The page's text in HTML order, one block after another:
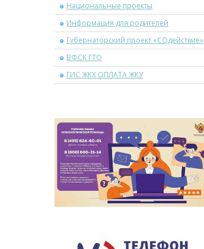
Национальные проекты
Информация для родителей
Губернаторский проект «СОдействие»
ВФСК ГТО
ГИС ЖКХ ОПЛАТА ЖКУ